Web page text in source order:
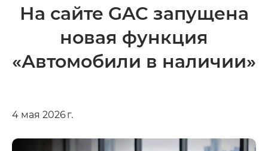
На сайте GAC запущена
новая функция
«Автомобили в наличии»
4 мая 2026 г.